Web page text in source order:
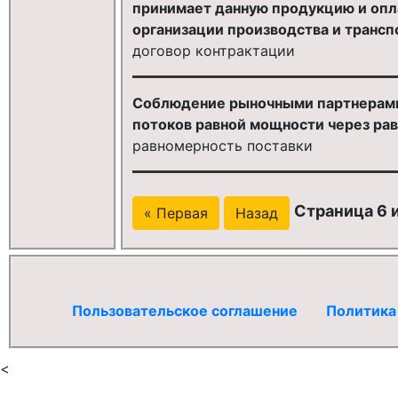
принимает данную продукцию и
организации производства и
договор контрактации
Соблюдение рыночными
потоков равной мощности через
равномерность поставки
« Первая Назад Страница 6
Пользовательское соглашение
<